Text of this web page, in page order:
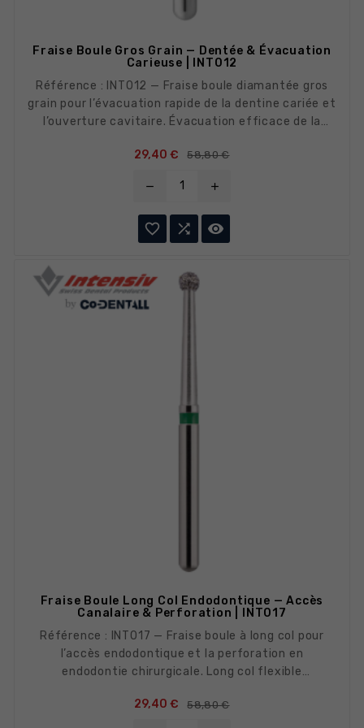
Fraise Boule Gros Grain — Dentée & Évacuation
Carieuse | INT012
Référence : INT012 — Fraise boule diamantée gros
grain pour l’évacuation rapide de la dentine cariée et
l’ouverture cavitaire. Évacuation efficace de la
29,40 €
58,80 €Prix de base
Prix
remove add
  
Fraise Boule Long Col Endodontique — Accès
Canalaire & Perforation | INT017
Référence : INT017 — Fraise boule à long col pour
l’accès endodontique et la perforation en
endodontie chirurgicale. Long col flexible
molaires depuis un accès limité.
29,40 € 58,80 €Prix de base
Prix